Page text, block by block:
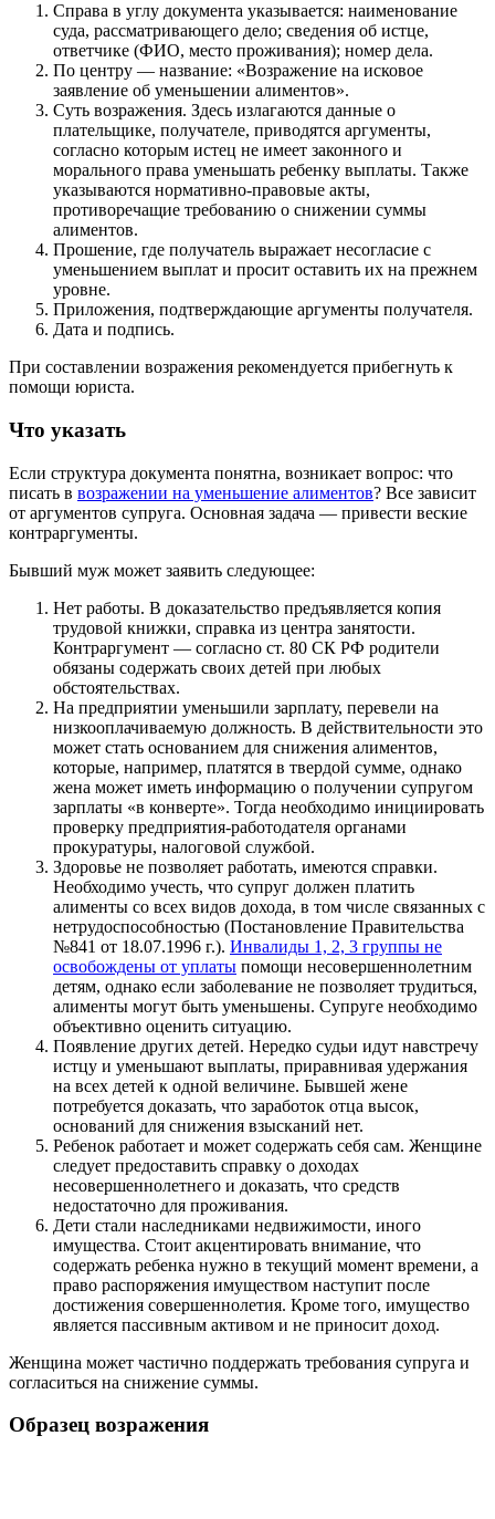
Справа в углу документа указывается: наименование
суда, рассматривающего дело; сведения об истце,
ответчике (ФИО, место проживания); номер дела.
По центру — название: «Возражение на исковое
заявление об уменьшении алиментов».
Суть возражения. Здесь излагаются данные о
плательщике, получателе, приводятся аргументы,
согласно которым истец не имеет законного и
морального права уменьшать ребенку выплаты. Также
указываются нормативно-правовые акты,
противоречащие требованию о снижении суммы
алиментов.
Прошение, где получатель выражает несогласие с
уменьшением выплат и просит оставить их на прежнем
уровне.
Приложения, подтверждающие аргументы получателя.
Дата и подпись.
При составлении возражения рекомендуется прибегнуть к
помощи юриста.
Что указать
Если структура документа понятна, возникает вопрос: что
писать в возражении на уменьшение алиментов? Все зависит
от аргументов супруга. Основная задача — привести веские
контраргументы.
Бывший муж может заявить следующее:
Нет работы. В доказательство предъявляется копия
трудовой книжки, справка из центра занятости.
Контраргумент — согласно ст. 80 СК РФ родители
обязаны содержать своих детей при любых
обстоятельствах.
На предприятии уменьшили зарплату, перевели на
низкооплачиваемую должность. В действительности это
может стать основанием для снижения алиментов,
которые, например, платятся в твердой сумме, однако
жена может иметь информацию о получении супругом
зарплаты «в конверте». Тогда необходимо инициировать
проверку предприятия-работодателя органами
прокуратуры, налоговой службой.
Здоровье не позволяет работать, имеются справки.
Необходимо учесть, что супруг должен платить
алименты со всех видов дохода, в том числе связанных с
нетрудоспособностью (Постановление Правительства
№841 от 18.07.1996 г.). Инвалиды 1, 2, 3 группы не
освобождены от уплаты помощи несовершеннолетним
детям, однако если заболевание не позволяет трудиться,
алименты могут быть уменьшены. Супруге необходимо
объективно оценить ситуацию.
Появление других детей. Нередко судьи идут навстречу
истцу и уменьшают выплаты, приравнивая удержания
на всех детей к одной величине. Бывшей жене
потребуется доказать, что заработок отца высок,
оснований для снижения взысканий нет.
Ребенок работает и может содержать себя сам. Женщине
следует предоставить справку о доходах
несовершеннолетнего и доказать, что средств
недостаточно для проживания.
Дети стали наследниками недвижимости, иного
имущества. Стоит акцентировать внимание, что
содержать ребенка нужно в текущий момент времени, а
право распоряжения имуществом наступит после
достижения совершеннолетия. Кроме того, имущество
является пассивным активом и не приносит доход.
Женщина может частично поддержать требования супруга и
согласиться на снижение суммы.
Образец возражения